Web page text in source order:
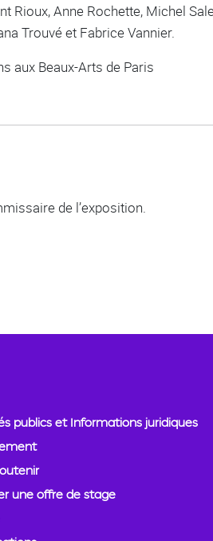
Rioux, Anne Rochette, Michel
Trouvé et Fabrice Vannier.
aux Beaux-Arts de Paris
de l’exposition.
publics et Informations juridiques
une offre de stage